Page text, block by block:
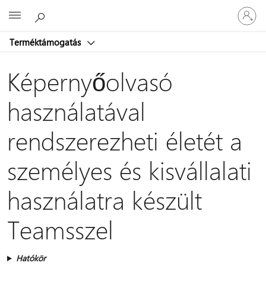
Terméktámogatás
be
a
Képernyőolvasó
használatával
rendszerezheti életét a
személyes és kisvállalati
használatra készült
Teamsszel
Hatókör